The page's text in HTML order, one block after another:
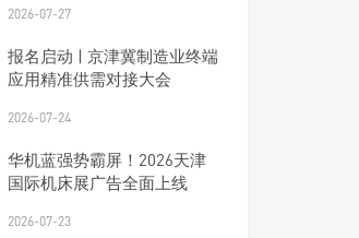
2026-07-27
报名启动 | 京津冀制造业终端
应用精准供需对接大会
2026-07-24
华机蓝强势霸屏！2026天津
国际机床展广告全面上线
2026-07-23